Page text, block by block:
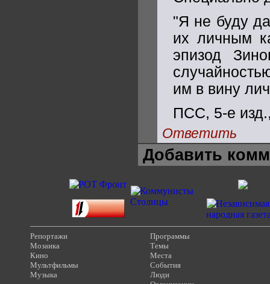
"Я не буду
их личным
эпизод
им в вину
ПСС, 5-е
Ответить
Добавить
Репортажи
Мозаика
Кино
Мультфильмы
Музыка
Программы
Темы
Места
События
Люди